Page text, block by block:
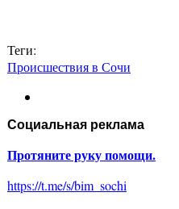
Теги:
Происшествия в Сочи
Социальная реклама
Протяните руку помощи.
https://t.me/s/bim_sochi